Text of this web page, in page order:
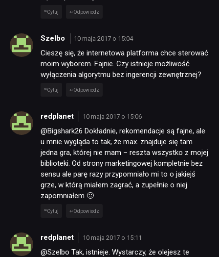
Cytuj Odpowiedz
Szelbo 10 maja 2017 o 15:04
Cieszę się, że internetowa platforma chce sterować
moim wyborem. Fajnie. Czy istnieje możliwość
wyłączenia algorytmu bez ingerencji zewnętrznej?
Cytuj Odpowiedz
redplanet 10 maja 2017 o 15:06
@Bigshark26 Dokładnie, rekomendacje są fajne, ale
u mnie wygląda to tak, że max. znajduje się tam
jedna gra, której nie mam – reszta wszystko z mojej
biblioteki. Od strony marketingowej kompletnie bez
sensu ale parę razy przypomniało mi to o jakiejś
grze, w którą miałem zagrać, a zupełnie o niej
zapomniałem 🙂
Cytuj Odpowiedz
redplanet 10 maja 2017 o 15:11
@Szelbo Tak, istnieje. Wystarczy, że olejesz te